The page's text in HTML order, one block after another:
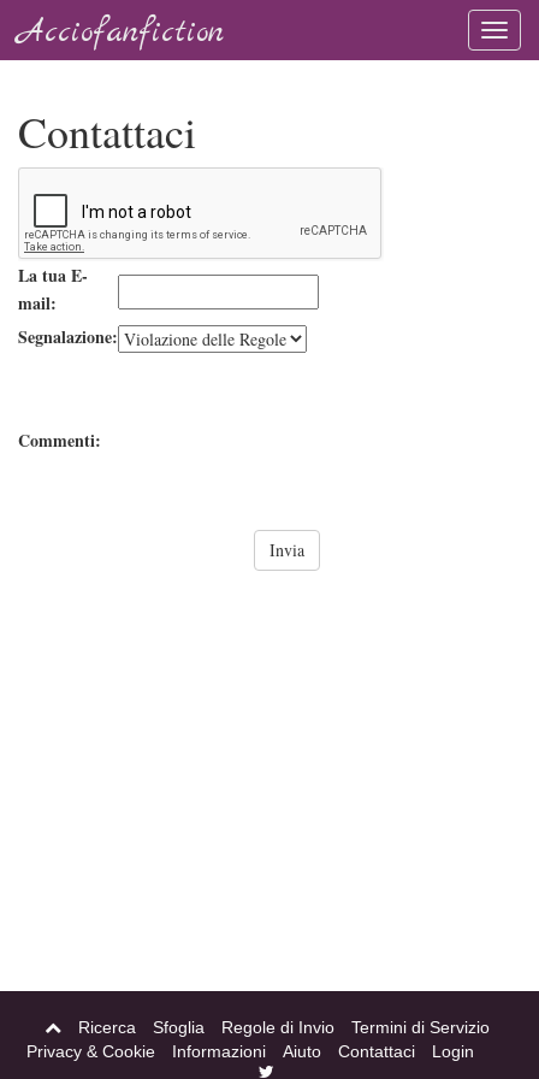
Acciofanfiction
Contattaci
La tua E-
mail:
Segnalazione:
Commenti:
Ricerca Sfoglia Regole di Invio
Termini di Servizio
Privacy & Cookie
Informazioni Aiuto Contattaci Login